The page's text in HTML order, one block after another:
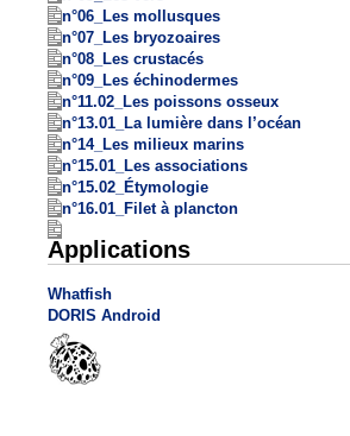
n°06_Les mollusques
n°07_Les bryozoaires
n°08_Les crustacés
n°09_Les échinodermes
n°11.02_Les poissons osseux
n°13.01_La lumière dans l’océan
n°14_Les milieux marins
n°15.01_Les associations
n°15.02_Étymologie
n°16.01_Filet à plancton
Applications
Whatfish
DORIS Android